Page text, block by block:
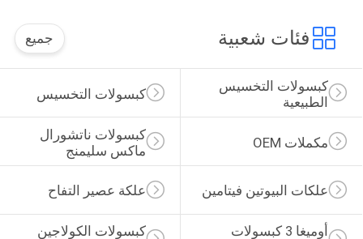
فئات شعبية جميع
كبسولات التخسيس
كبسولات التخسيس
الطبيعية
كبسولات ناتشورال
ماكس سليمنج
مكملات OEM
علكة عصير التفاح علكات البيوتين فيتامين
كبسولات الكولاجين أوميغا 3 كبسولات